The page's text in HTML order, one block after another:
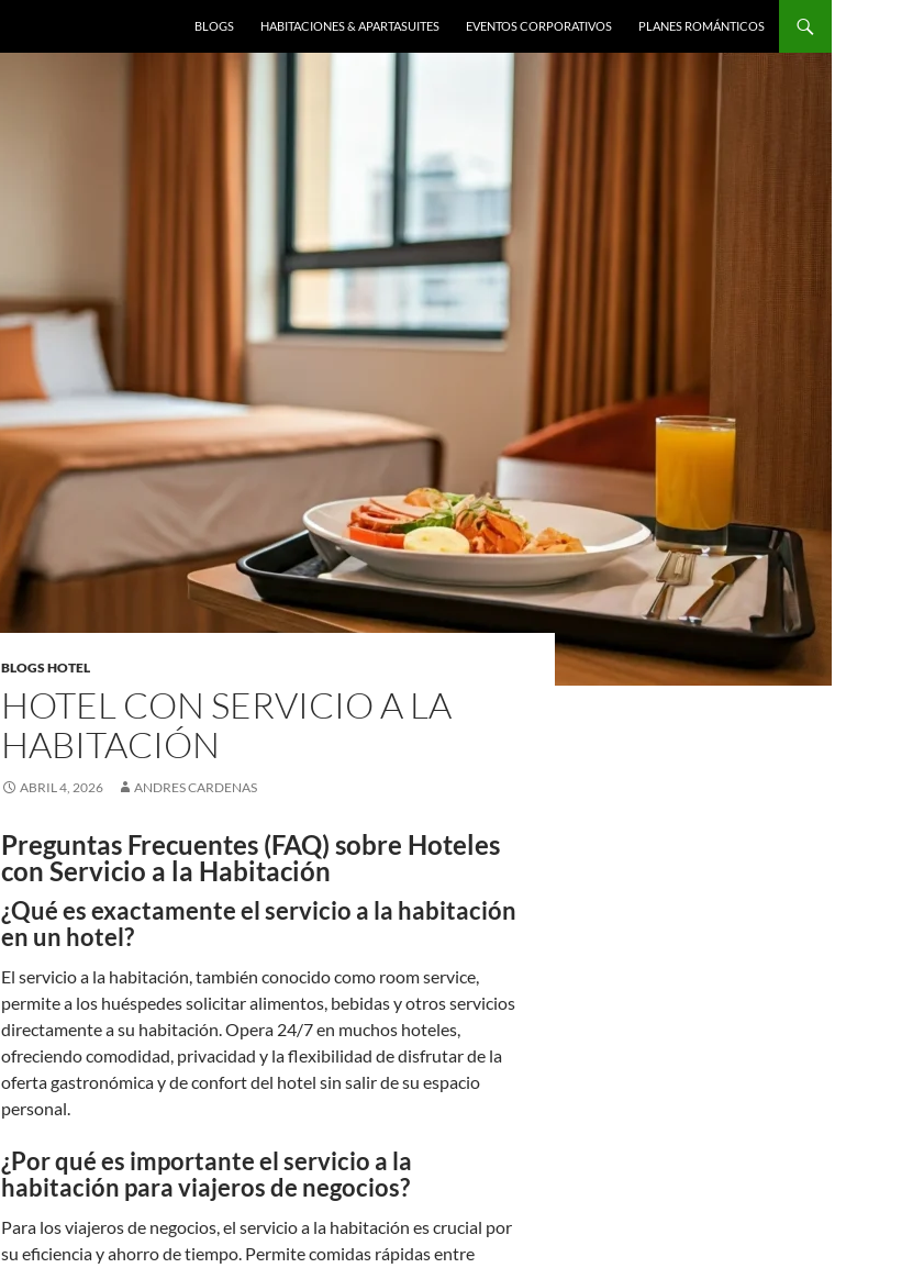
BLOGS HABITACIONES & APARTASUITES EVENTOS CORPORATIVOS PLANES ROMÁNTICOS
BLOGS HOTEL
HOTEL CON SERVICIO A LA
HABITACIÓN
ABRIL 4, 2026 ANDRES CARDENAS
Preguntas Frecuentes (FAQ) sobre Hoteles
con Servicio a la Habitación
¿Qué es exactamente el servicio a la habitación
en un hotel?
El servicio a la habitación, también conocido como room service,
permite a los huéspedes solicitar alimentos, bebidas y otros servicios
directamente a su habitación. Opera 24/7 en muchos hoteles,
ofreciendo comodidad, privacidad y la flexibilidad de disfrutar de la
oferta gastronómica y de confort del hotel sin salir de su espacio
personal.
¿Por qué es importante el servicio a la
habitación para viajeros de negocios?
Para los viajeros de negocios, el servicio a la habitación es crucial por
su eficiencia y ahorro de tiempo. Permite comidas rápidas entre